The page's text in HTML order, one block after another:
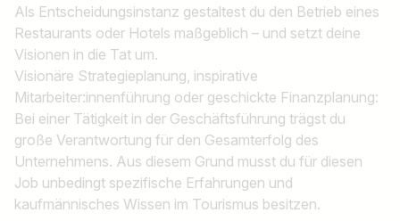
Als Entscheidungsinstanz gestaltest du den Betrieb eines
Restaurants oder Hotels maßgeblich – und setzt deine
Visionen in die Tat um.
Visionäre Strategieplanung, inspirative
Mitarbeiter:innenführung oder geschickte Finanzplanung:
Bei einer Tätigkeit in der Geschäftsführung trägst du
große Verantwortung für den Gesamterfolg des
Unternehmens. Aus diesem Grund musst du für diesen
Job unbedingt spezifische Erfahrungen und
kaufmännisches Wissen im Tourismus besitzen.